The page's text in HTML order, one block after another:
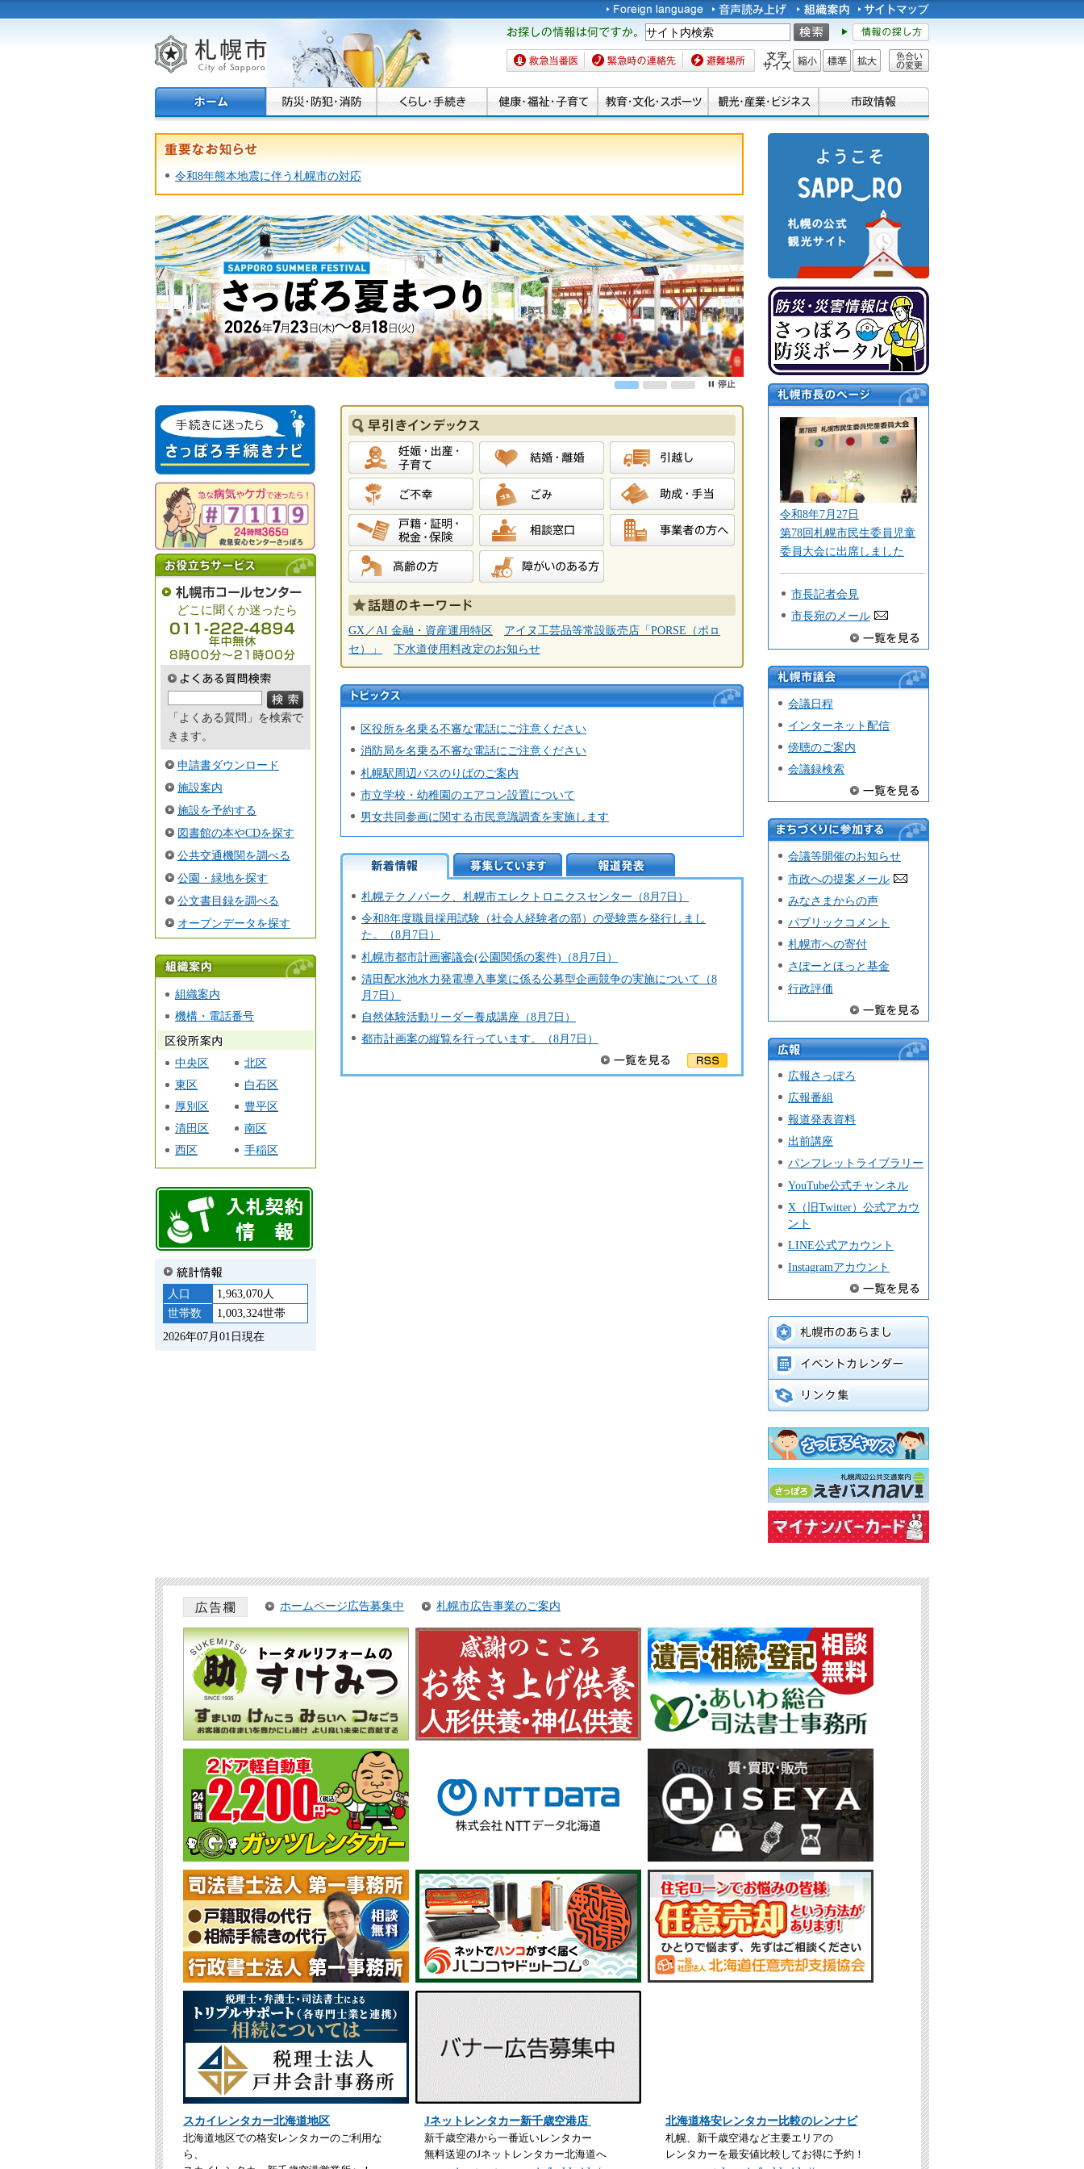
札幌市
お探しの情報は何です
か。
救急当番医 緊急時の連絡先 避難場所 文字サイズ
縮小 標準 拡大
色合い
令和8年熊本地震に伴う札幌市の対応
1 2
お役立ちサ
ービス
どこに聞くか迷ったら
011-222-4894
年中無休 8時00分～21時00
分
「よくある質問」を検索で
きます。
申請書ダウンロード
施設案内
施設を予約する
図書館の本やCDを探す
公共交通機関を調べる
公園・緑地を探す
公文書目録を調べる
オープンデータを探す
組織
案内
組織案内
機構・電話番号
中央区
北区
東区
白石区
厚別区
豊平区
清田区
南区
西区
手稲区
人口
1,963,070人
世帯数
1,003,324世帯
2026年07月01日現在
妊娠・出産・子育て 結婚・離婚 引越し
ご不幸 ごみ 助成・手当
戸籍・証明・税金・保険 相談窓口 事業者の方へ
高齢者の方へ 障がいのある方へ
GX／AI 金融・資産運用特区
アイヌ工芸品等常設販売店「PORSE（ポㇿ
セ）」
下水道使用料改定のお知らせ
トピ
ック
ス
区役所を名乗る不審な電話にご注意ください
消防局を名乗る不審な電話にご注意ください
札幌駅周辺バスのりばのご案内
市立学校・幼稚園のエアコン設置について
男女共同参画に関する市民意識調査を実施します
新着情報
札幌テクノパーク、札幌市エレクトロニクスセンター（8月7日）
令和8年度職員採用試験（社会人経験者の部）の受験票を発行しまし
た。（8月7日）
札幌市都市計画審議会(公園関係の案件)（8月7日）
清田配水池水力発電導入事業に係る公募型企画競争の実施について（8
月7日）
自然体験活動リーダー養成講座（8月7日）
都市計画案の縦覧を行っています。（8月7日）
募集しています 報道発表
防災・災害情報は「さっぽろ防
災ポータル」
札幌市長の
ページ
令和8年7月27日
第78回札幌市民生委員児童
委員大会に出席しました
市長記者会見
市長宛のメール
札幌市
議会
会議日程
インターネット配信
傍聴のご案内
会議録検索
まちづくり
に参加する
会議等開催のお知らせ
市政への提案メール
みなさまからの声
パブリックコメント
札幌市への寄付
さぽーとほっと基金
行政評価
広
報広報さっぽろ
広報番組
報道発表資料
出前講座
パンフレットライブラリー
YouTube公式チャンネル
X（旧Twitter）公式アカウ
ント
LINE公式アカウント
Instagramアカウント
札幌市のあらまし
イベントカレンダー
リンク集
さっぽろキッズ
札幌周辺公共交通案内 さっぽろ
えきバスナビ
マイナンバー関係
ホームページ広告募集中 札幌市広告事業のご案内
スカイレンタカー北海道地区
北海道地区での格安レンタカーのご利用な
ら、
Jネットレンタカー新千歳空港店
新千歳空港から一番近いレンタカー
無料送迎のJネットレンタカー北海道へ
北海道格安レンタカー比較のレンナビ
札幌、新千歳空港など主要エリアの
レンタカーを最安値比較してお得に予約！